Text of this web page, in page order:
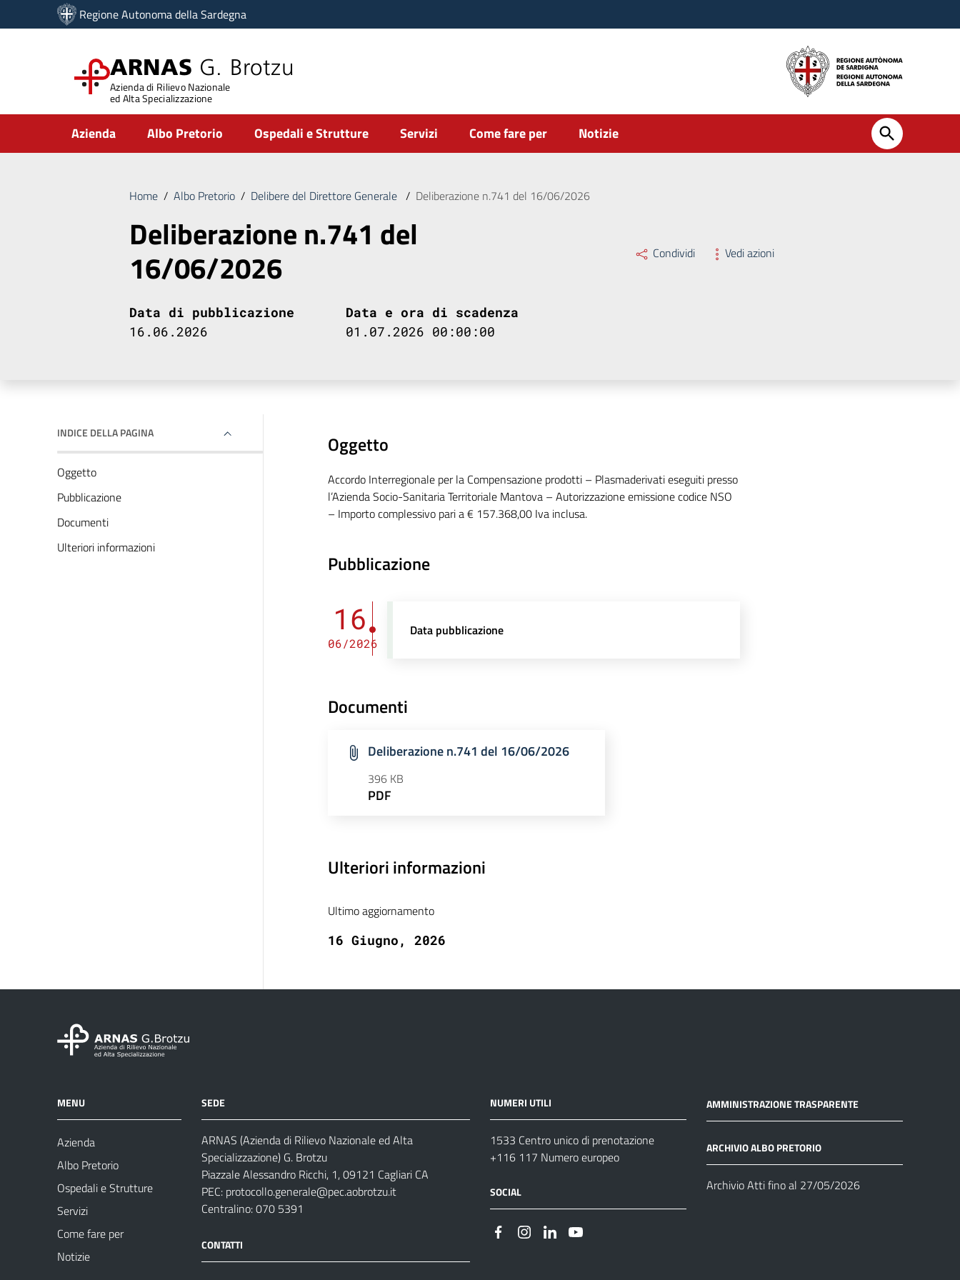
Vai ai contenuti
Vai al menu di navigazione
Regione Autonoma della Sardegna
ARNAS G. Brotzu
Azienda di Rilievo Nazionale
ed Alta Specializzazione
Submenu
Azienda Albo Pretorio Ospedali e Strutture Servizi Come fare per Notizie
Home / Albo Pretorio / Delibere del Direttore Generale / Deliberazione n.741 del 16/06/2026
Deliberazione n.741 del
16/06/2026 Condividi Vedi azioni
Data di pubblicazione
16.06.2026
Data e ora di scadenza
01.07.2026 00:00:00
INDICE DELLA PAGINA
Oggetto
Pubblicazione
Documenti
Ulteriori informazioni
Oggetto
Accordo Interregionale per la Compensazione prodotti – Plasmaderivati eseguiti presso
l’Azienda Socio-Sanitaria Territoriale Mantova – Autorizzazione emissione codice NSO
– Importo complessivo pari a € 157.368,00 Iva inclusa.
Pubblicazione
16
06/2026
Data pubblicazione
Documenti
Deliberazione n.741 del 16/06/2026
396 KB
PDF
Ulteriori informazioni
Ultimo aggiornamento
16 Giugno, 2026
MENU
Azienda
Albo Pretorio
Ospedali e Strutture
Servizi
Come fare per
Notizie
SEDE
ARNAS (Azienda di Rilievo Nazionale ed Alta
Specializzazione) G. Brotzu
Piazzale Alessandro Ricchi, 1, 09121 Cagliari CA
PEC: protocollo.generale@pec.aobrotzu.it
Centralino: 070 5391
CONTATTI
NUMERI UTILI
1533 Centro unico di prenotazione
+116 117 Numero europeo
SOCIAL
AMMINISTRAZIONE TRASPARENTE
ARCHIVIO ALBO PRETORIO
Archivio Atti fino al 27/05/2026